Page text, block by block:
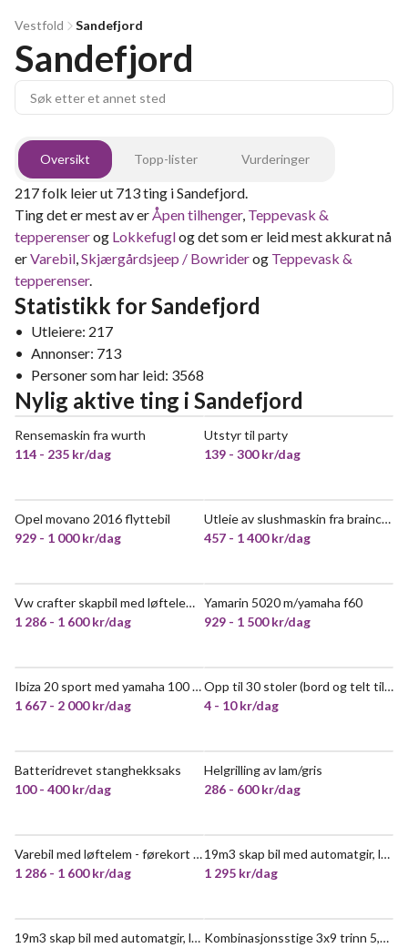
Vestfold Sandefjord
Sandefjord
Oversikt Topp-lister Vurderinger
217folk leier ut 713ting iSandefjord.
Ting det er mest av erÅpen tilhenger, Teppevask &
tepperenserog Lokkefuglog det som er leid mest akkurat nå
erVarebil,Skjærgårdsjeep / Bowriderog Teppevask &
tepperenser.
Statistikk forSandefjord
• Utleiere: 217
• Annonser: 713
• Personer som har leid: 3568
Nylig aktive ting i Sandefjord
POPULÆR
Rensemaskin fra wurth
114 - 235 kr/dag
Utstyr til party
139 - 300 kr/dag
VELDIG POPULÆR
Opel movano 2016 flyttebil
929 - 1 000 kr/dag
VELDIG POPULÆR
Utleie av slushmaskin fra braincooler
457 - 1 400 kr/dag
VELDIG POPULÆR
Vw crafter skapbil med løftelem - førerkort kl b
1 286 - 1 600 kr/dag
POPULÆR
Yamarin 5020 m/yamaha f60
929 - 1 500 kr/dag
POPULÆR
Ibiza 20 sport med yamaha 100 firetakter
1 667 - 2 000 kr/dag
VELDIG POPULÆR
Opp til 30 stoler (bord og telt tilgjengelig)
4 - 10 kr/dag
VELDIG POPULÆR
Batteridrevet stanghekksaks
100 - 400 kr/dag
VELDIG POPULÆR
Helgrilling av lam/gris
286 - 600 kr/dag
VELDIG POPULÆR
Varebil med løftelem - førekort kl b
1 286 - 1 600 kr/dag
VELDIG POPULÆR
19m3 skap bil med automatgir, løftelem, 3 seter
1 295 kr/dag
VELDIG POPULÆR
19m3 skap bil med automatgir, løftelem, 3 seter
Kombinasjonsstige 3x9 trinn 5,43 m